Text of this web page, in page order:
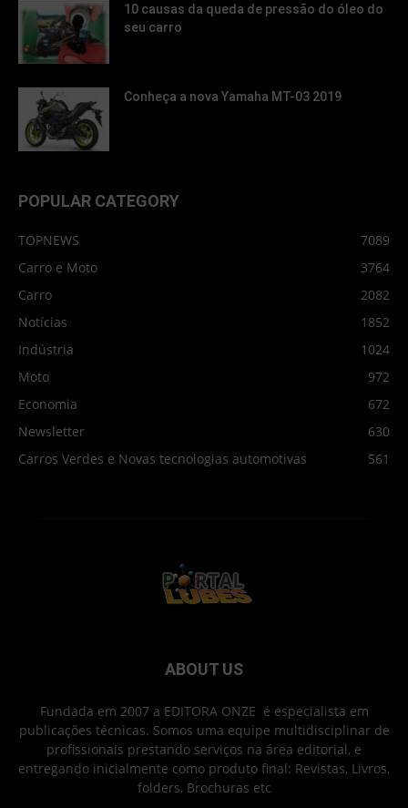
10 causas da queda de pressão do óleo do
seu carro
Conheça a nova Yamaha MT-03 2019
POPULAR CATEGORY
TOPNEWS
7089
Carro e Moto
3764
Carro
2082
Notícias
1852
Indústria
1024
Moto
972
Economia
672
Newsletter
630
Carros Verdes e Novas tecnologias automotivas
561
ABOUT US
Fundada em 2007 a EDITORA ONZE é especialista em
publicações técnicas. Somos uma equipe multidisciplinar de
profissionais prestando serviços na área editorial, e
entregando inicialmente como produto final: Revistas, Livros,
folders, Brochuras etc